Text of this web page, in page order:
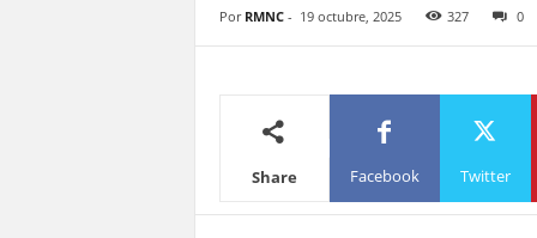
Por RMNC- 19 octubre, 2025 327 0
Share Facebook Twitter